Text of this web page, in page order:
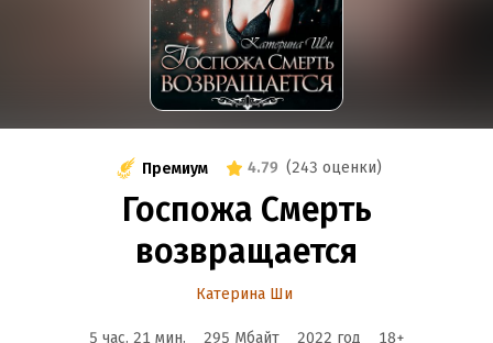
Премиум 4.79 (243 оценки)
Госпожа Смерть
возвращается
Катерина Ши
5 час. 21 мин. 295 Мбайт 2022 год 18+